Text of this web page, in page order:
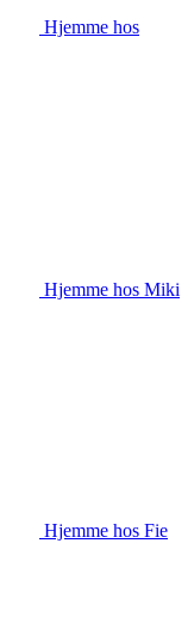
Hjemme hos
Hjemme hos Miki
Hjemme hos Fie